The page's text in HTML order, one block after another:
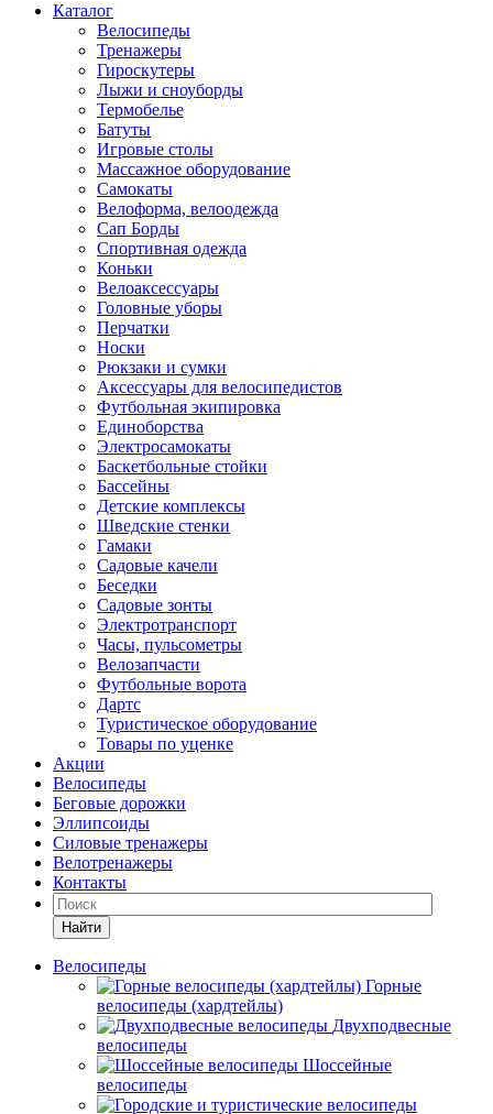
Каталог
Велосипеды
Тренажеры
Гироскутеры
Лыжи и сноуборды
Термобелье
Батуты
Игровые столы
Массажное оборудование
Самокаты
Велоформа, велоодежда
Сап Борды
Спортивная одежда
Коньки
Велоаксессуары
Головные уборы
Перчатки
Носки
Рюкзаки и сумки
Аксессуары для велосипедистов
Футбольная экипировка
Единоборства
Электросамокаты
Баскетбольные стойки
Бассейны
Детские комплексы
Шведские стенки
Гамаки
Садовые качели
Беседки
Садовые зонты
Электротранспорт
Часы, пульсометры
Велозапчасти
Футбольные ворота
Дартс
Туристическое оборудование
Товары по уценке
Акции
Велосипеды
Беговые дорожки
Эллипсоиды
Силовые тренажеры
Велотренажеры
Контакты
Найти
Велосипеды
Горные
велосипеды (хардтейлы)
Двухподвесные
велосипеды
Шоссейные
велосипеды